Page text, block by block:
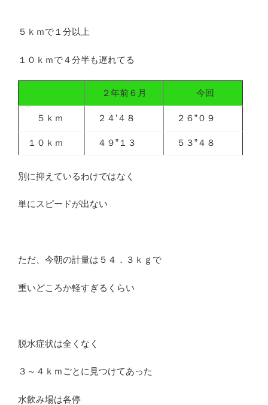
５ｋｍで１分以上
１０ｋｍで４分半も遅れてる
２年前６月 今回
５ｋｍ ２４’４８ ２６”０９
１０ｋｍ ４９”１３ ５３”４８
別に抑えているわけではなく
単にスピードが出ない
ただ、今朝の計量は５４．３ｋｇで
重いどころか軽すぎるくらい
脱水症状は全くなく
３～４ｋｍごとに見つけてあった
水飲み場は各停